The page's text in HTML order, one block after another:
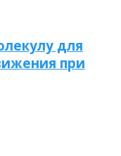
для
при